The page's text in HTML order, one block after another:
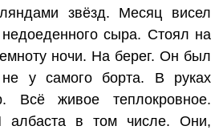
звёзд. Месяц висел
сыра. Стоял на
ночи. На берег. Он был
у самого борта. В руках
Всё живое теплокровное.
в том числе. Они,